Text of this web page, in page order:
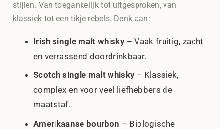
stijlen. Van toegankelijk tot uitgesproken, van
klassiek tot een tikje rebels. Denk aan:
Irish single malt whisky– Vaak fruitig, zacht
en verrassend doordrinkbaar.
Scotch single malt whisky– Klassiek,
complex en voor veel liefhebbers de
maatstaf.
Amerikaanse bourbon – Biologische